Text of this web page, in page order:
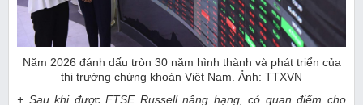
Năm 2026 đánh dấu tròn 30 năm hình thành và phát triển của
thị trường chứng khoán Việt Nam. Ảnh: TTXVN
+ Sau khi được FTSE Russell nâng hạng, có quan điểm cho